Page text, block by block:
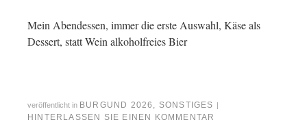
Mein Abendessen, immer die erste Auswahl, Käse als
Dessert, statt Wein alkoholfreies Bier
veröffentlicht in BURGUND 2026 , SONSTIGES |
HINTERLASSEN SIE EINEN KOMMENTAR